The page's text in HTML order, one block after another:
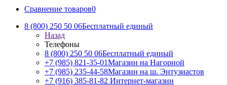
Сравнение товаров0
8 (800) 250 50 06Бесплатный единый
Назад
Телефоны
8 (800) 250 50 06Бесплатный единый
+7 (985) 821-35-01Магазин на Нагорной
+7 (985) 235-44-58Магазин на ш. Энтузиастов
+7 (916) 385-81-82 Интернет-магазин